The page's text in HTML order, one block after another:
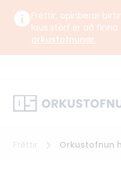
Fréttir, opinberar
laus störf er að finna
orkustofnunar.
Orkustofnun starfar undir
Orkustofnun